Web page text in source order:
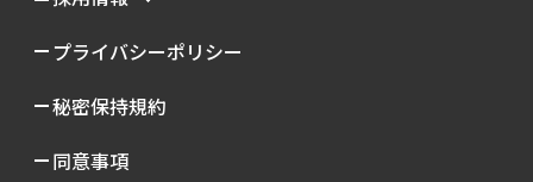
プライバシーポリシー
秘密保持規約
同意事項